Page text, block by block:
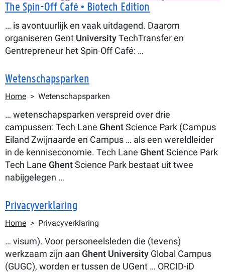
The Spin-Off Café • Biotech Edition
… is avontuurlijk en vaak uitdagend. Daarom
organiseren Gent UniversityTechTransfer en
Gentrepreneur het Spin-Off Café: …
Wetenschapsparken
Kruimelpad
Home Wetenschapsparken
… wetenschapsparken verspreid over drie
campussen: Tech Lane GhentScience Park (Campus
Eiland Zwijnaarde en Campus … als een wereldleider
in de kenniseconomie. Tech Lane GhentScience Park
Tech Lane GhentScience Park bestaat uit twee
nabijgelegen …
Privacyverklaring
Kruimelpad
Home Privacyverklaring
… visum). Voor personeelsleden die (tevens)
werkzaam zijn aan Ghent University Global Campus
(GUGC), worden er tussen de UGent … ORCID-iD